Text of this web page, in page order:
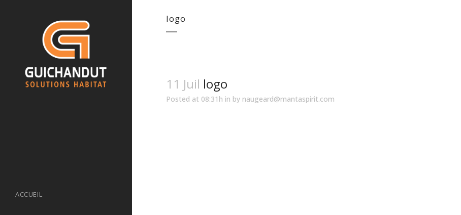
ACCUEIL
logo
11 Juil logo
Posted at 08:31h in by naugeard@mantaspirit.com